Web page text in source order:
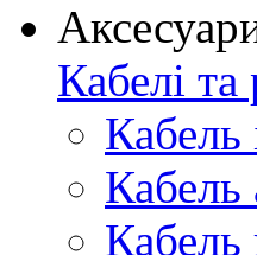
Кабелі
Кабель
Кабель
Кабель